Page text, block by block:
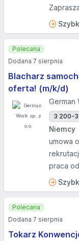
Blacharz
oferta! (m/k/d)
German
3 200-
Niemcy
umowa
praca
Polecana
Dodana 7 sierpnia
Tokarz
Polecana
Dodana 7 sierpnia